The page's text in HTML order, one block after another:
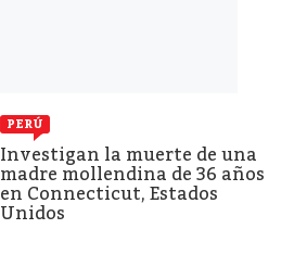
PERÚ
Investigan la muerte de una
madre mollendina de 36 años
en Connecticut, Estados
Unidos